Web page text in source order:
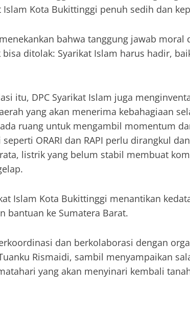
Islam Kota Bukittinggi penuh sedih dan
bahwa tanggung jawab
bisa ditolak: Syarikat Islam harus hadir,
itu, DPC Syarikat Islam juga
yang akan menerima kebahagiaan
ruang untuk mengambil momentum
ORARI dan RAPI perlu dirangkul
listrik yang belum stabil membuat
Islam Kota Bukittinggi menantikan
bantuan ke Sumatera Barat.
dan berkolaborasi dengan
Rismaidi, sambil menyampaikan
yang akan menyinari kembali